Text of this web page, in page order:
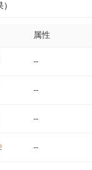
属性
--
--
--
--